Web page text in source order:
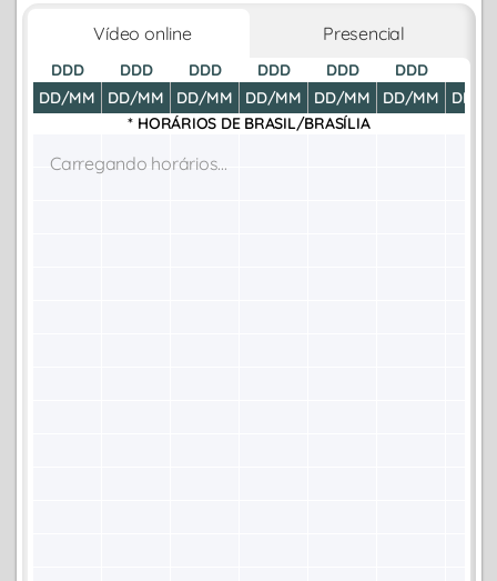
Vídeo online Presencial
DDD
DD/MM
DDD
DD/MM
DDD
DD/MM
DDD
DD/MM
DDD
DD/MM
DDD
DD/MM
DD/
* HORÁRIOS DE BRASIL/BRASÍLIA
Carregando horários...